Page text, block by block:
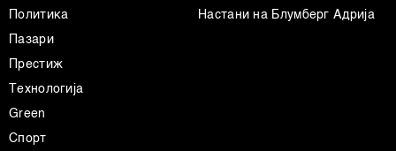
Политика
Пазари
Престиж
Технологија
Green
Спорт
Настани на Блумберг Адрија